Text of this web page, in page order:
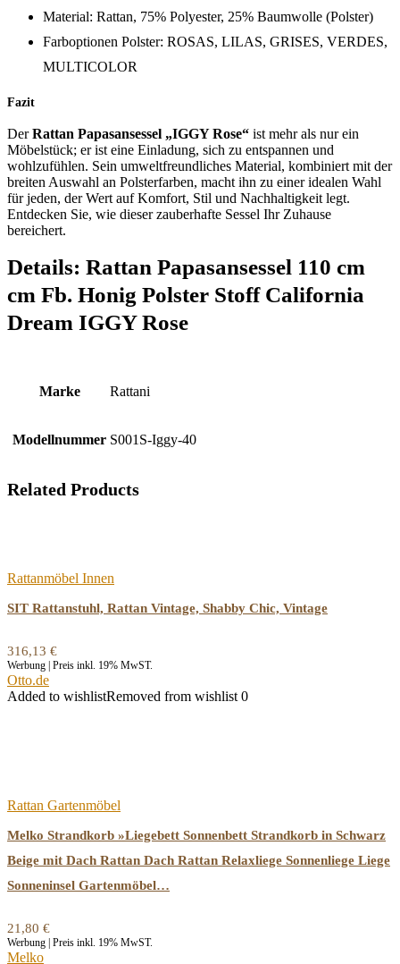
Material: Rattan, 75% Polyester, 25% Baumwolle (Polster)
Farboptionen Polster: ROSAS, LILAS, GRISES, VERDES,
MULTICOLOR
Fazit
DerRattan Papasansessel „IGGY Rose“ ist mehr als nur ein
Möbelstück; er ist eine Einladung, sich zu entspannen und
wohlzufühlen. Sein umweltfreundliches Material, kombiniert mit der
breiten Auswahl an Polsterfarben, macht ihn zu einer idealen Wahl
für jeden, der Wert auf Komfort, Stil und Nachhaltigkeit legt.
Entdecken Sie, wie dieser zauberhafte Sessel Ihr Zuhause
bereichert.
Details: Rattan Papasansessel 110 cm
cm Fb. Honig Polster Stoff California
Dream IGGY Rose
Marke ‎Rattani
Modellnummer ‎S001S-Iggy-40
Related Products
Rattanmöbel Innen
SIT Rattanstuhl, Rattan Vintage, Shabby Chic, Vintage
316,13 €
Werbung | Preis inkl. 19% MwST.
Otto.de
Added to wishlistRemoved from wishlist 0
Rattan Gartenmöbel
Melko Strandkorb »Liegebett Sonnenbett Strandkorb in Schwarz
Beige mit Dach Rattan Dach Rattan Relaxliege Sonnenliege Liege
Sonneninsel Gartenmöbel…
21,80 €
Werbung | Preis inkl. 19% MwST.
Melko